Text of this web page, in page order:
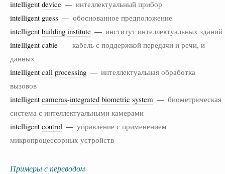
intelligent device — интеллектуальный прибор
intelligent guess — обоснованное предположение
intelligent building institute — институт интеллектуальных зданий
intelligent cable — кабель с поддержкой передачи и речи, и
данных
intelligent call processing — интеллектуальная обработка
вызовов
intelligent cameras-integrated biometric system — биометрическая
система с интеллектуальными камерами
intelligent control — управление с применением
микропроцессорных устройств
Примеры с переводом